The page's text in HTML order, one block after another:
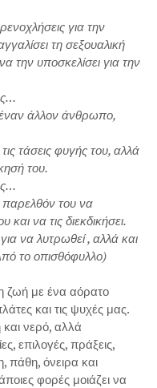
για την
τη σεξουαλική
την υποσκελίσει για την
έναν άλλον άνθρωπο,
τάσεις φυγής του, αλλά
του.
παρελθόν του να
και να τις διεκδικήσει.
να λυτρωθεί , αλλά και
το οπισθόφυλλο)
ζωή με ένα αόρατο
και τις ψυχές μας.
νερό, αλλά
επιλογές, πράξεις,
πάθη, όνειρα και
φορές μοιάζει να